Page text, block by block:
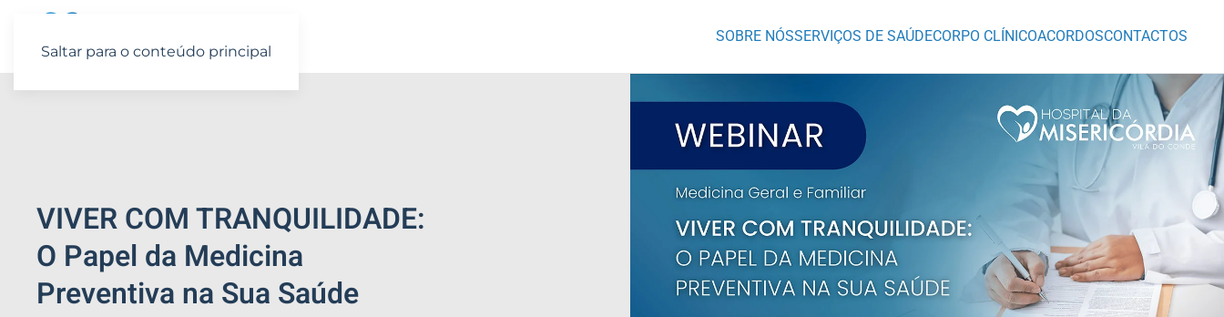
Saltar para o conteúdo principal
SOBRE NÓSSERVIÇOS DE SAÚDECORPO CLÍNICOACORDOSCONTACTOS
VIVER COM TRANQUILIDADE:
O Papel da Medicina
Preventiva na Sua Saúde